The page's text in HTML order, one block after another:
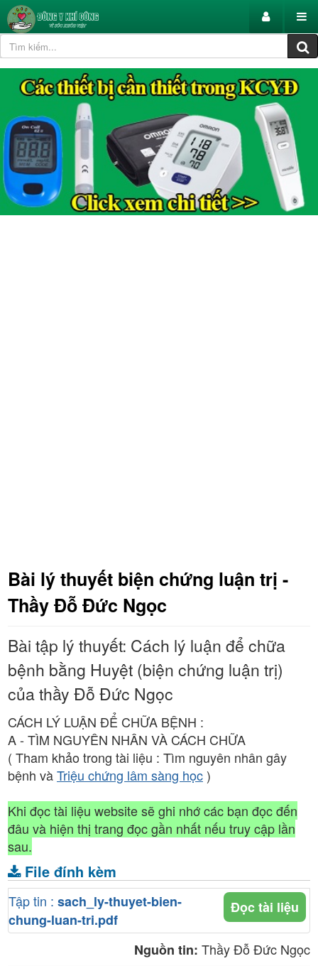
Bài lý thuyết biện chứng luận trị -
Thầy Đỗ Đức Ngọc
Bài tập lý thuyết: Cách lý luận để chữa
bệnh bằng Huyệt (biện chứng luận trị)
của thầy Đỗ Đức Ngọc
CÁCH LÝ LUẬN ĐỂ CHỮA BỆNH :
A - TÌM NGUYÊN NHÂN VÀ CÁCH CHỮA
( Tham khảo trong tài liệu : Tìm nguyên nhân gây
bệnh vàTriệu chứng lâm sàng học )
Khi đọc tài liệu website sẽ ghi nhớ các bạn đọc đến
đâu và hiện thị trang đọc gần nhất nếu truy cập lần
sau.
File đính kèm
Đọc tài liệu
Tập tin : sach_ly-thuyet-bien-
chung-luan-tri.pdf
Nguồn tin: Thầy Đỗ Đức Ngọc